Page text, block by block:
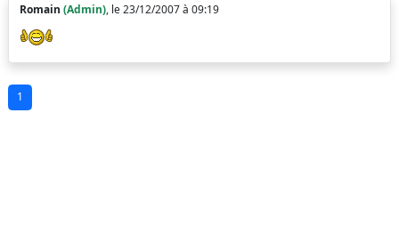
Romain (Admin), le 23/12/2007 à 09:19
1